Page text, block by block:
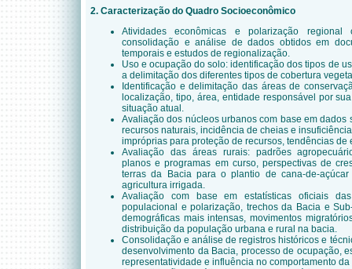
2. Caracterização do Quadro Socioeconômico
Atividades econômicas e polarização regional
consolidação e análise de dados obtidos em
temporais e estudos de regionalização.
Uso e ocupação do solo: identificação dos tipos de
a delimitação dos diferentes tipos de cobertura
Identificação e delimitação das áreas de
localização, tipo, área, entidade responsável por
situação atual.
Avaliação dos núcleos urbanos com base em dados
recursos naturais, incidência de cheias e
impróprias para proteção de recursos, tendências de
Avaliação das áreas rurais: padrões
planos e programas em curso, perspectivas de
terras da Bacia para o plantio de cana-de-
agricultura irrigada.
Avaliação com base em estatísticas oficiais
populacional e polarização, trechos da Bacia e
demográficas mais intensas, movimentos
distribuição da população urbana e rural na bacia.
Consolidação e análise de registros históricos e
desenvolvimento da Bacia, processo de ocupação,
representatividade e influência no comportamento